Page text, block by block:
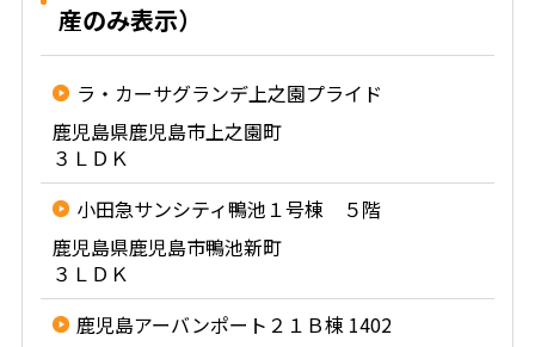
産のみ表示）
ラ・カーサグランデ上之園プライド
鹿児島県鹿児島市上之園町
３ＬＤＫ
小田急サンシティ鴨池１号棟 ５階
鹿児島県鹿児島市鴨池新町
３ＬＤＫ
鹿児島アーバンポート２１Ｂ棟 1402